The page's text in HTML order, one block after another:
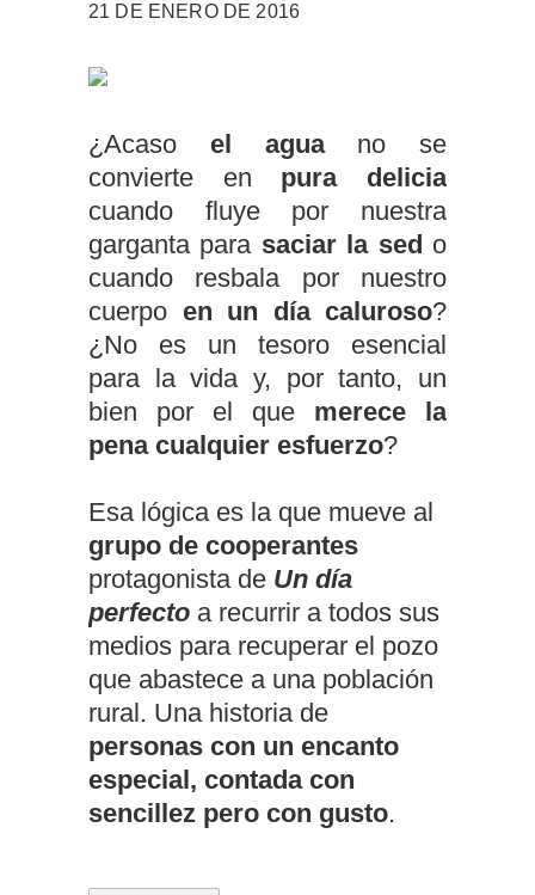
21 DE ENERO DE 2016
¿Acaso el agua no se
convierte en pura delicia
cuando fluye por nuestra
garganta para saciar la sed o
cuando resbala por nuestro
cuerpo en un día caluroso?
¿No es un tesoro esencial
para la vida y, por tanto, un
bien por el que merece la
pena cualquier esfuerzo?
Esa lógica es la que mueve al
grupo de cooperantes
protagonista de Un día
perfecto a recurrir a todos sus
medios para recuperar el pozo
que abastece a una población
rural. Una historia de
personas con un encanto
especial, contada con
sencillez pero con gusto.